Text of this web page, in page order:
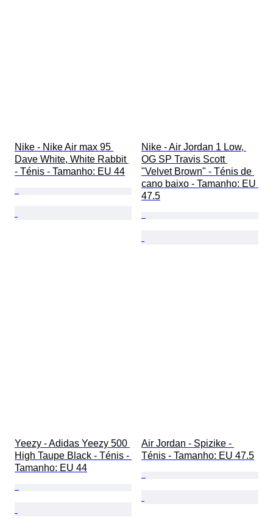
Nike - Nike Air max 95
Dave White, White Rabbit
- Ténis - Tamanho: EU 44
Nike - Air Jordan 1 Low,
OG SP Travis Scott
"Velvet Brown" - Ténis de
cano baixo - Tamanho: EU
47.5
Yeezy - Adidas Yeezy 500
High Taupe Black - Ténis -
Tamanho: EU 44
Air Jordan - Spizike -
Ténis - Tamanho: EU 47.5